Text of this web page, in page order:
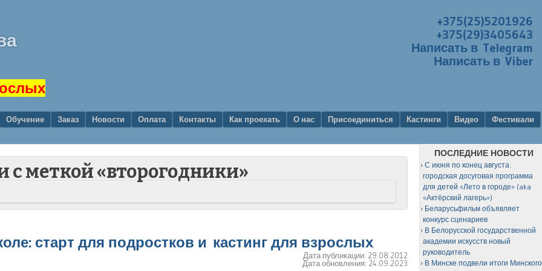
+375(25)5201926
+375(29)3405643
Написать в Telegram
Написать в Viber
Обучение Заказ Новости Оплата Контакты Как проехать О нас Присоединиться Кастинги Видео
Фестивали
с меткой «второгодники»
старт для подростков и кастинг для взрослых
Дата публикации: 29.08.2012
Дата обновления: 24.09.2023
ПОСЛЕДНИЕ НОВОСТИ
С июня по конец августа:
городская досуговая программа
для детей «Лето в городе» (aka
«Актёрский лагерь»)
Беларусьфильм объявляет
конкурс сценариев
В Белорусской государственной
академии искусств новый
руководитель
В Минске подвели итоги Минского